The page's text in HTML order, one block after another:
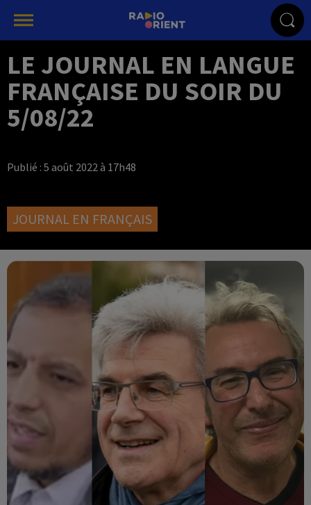
LE JOURNAL EN LANGUE
FRANÇAISE DU SOIR DU
5/08/22
Publié : 5 août 2022 à 17h48
JOURNAL EN FRANÇAIS